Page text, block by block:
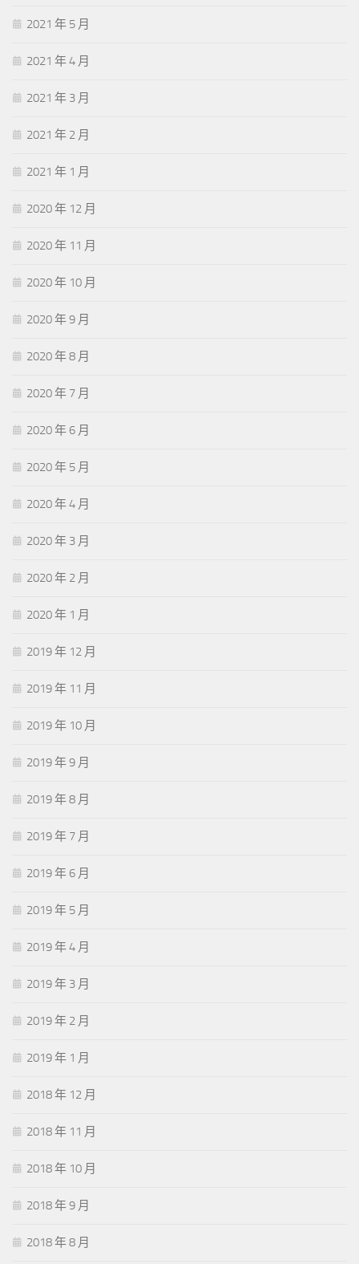
2021 年 5 月
2021 年 4 月
2021 年 3 月
2021 年 2 月
2021 年 1 月
2020 年 12 月
2020 年 11 月
2020 年 10 月
2020 年 9 月
2020 年 8 月
2020 年 7 月
2020 年 6 月
2020 年 5 月
2020 年 4 月
2020 年 3 月
2020 年 2 月
2020 年 1 月
2019 年 12 月
2019 年 11 月
2019 年 10 月
2019 年 9 月
2019 年 8 月
2019 年 7 月
2019 年 6 月
2019 年 5 月
2019 年 4 月
2019 年 3 月
2019 年 2 月
2019 年 1 月
2018 年 12 月
2018 年 11 月
2018 年 10 月
2018 年 9 月
2018 年 8 月